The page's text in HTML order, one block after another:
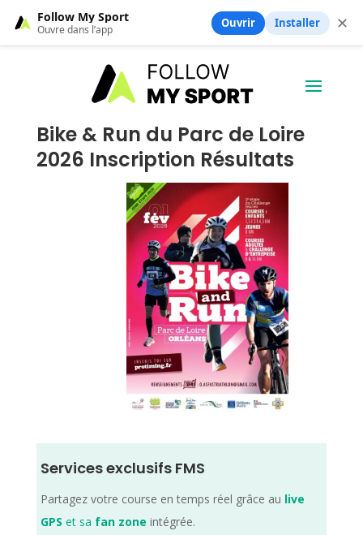
Bike & Run du Parc de Loire
2026 Inscription Résultats
Services exclusifs FMS
Partagez votre course en temps réel grâce au live
GPS et sa fan zone intégrée.
Follow My Sport
Ouvre dans l’app Ouvrir Installer ✕